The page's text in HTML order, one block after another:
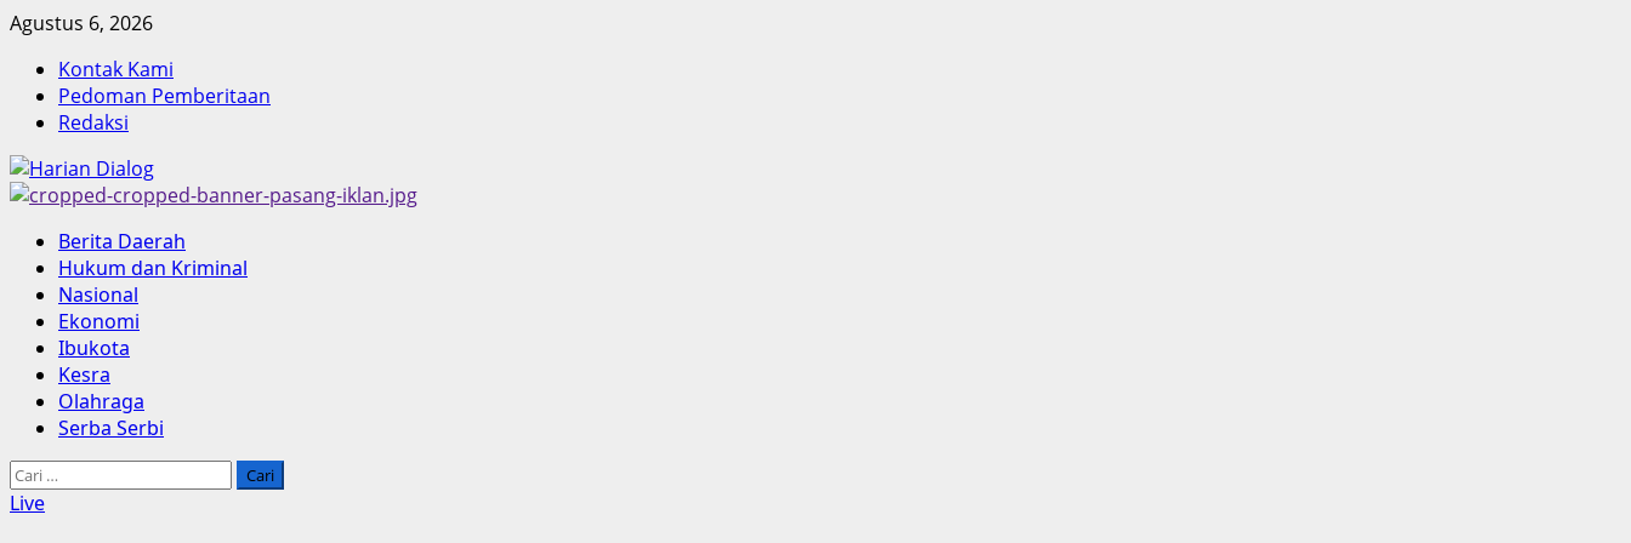
Skip
content
Agustus 6, 2026
Kontak Kami
Pedoman Pemberitaan
Redaksi
Primary
Menu
Berita Daerah
Hukum dan Kriminal
Nasional
Ekonomi
Ibukota
Kesra
Olahraga
Serba Serbi
Cari
untuk:
Live